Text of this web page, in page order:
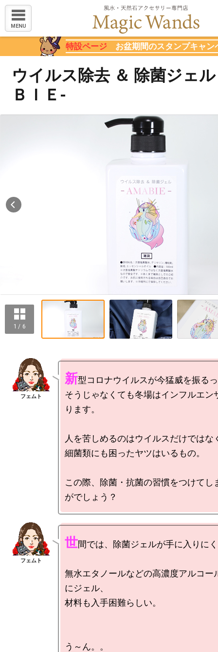
MENU
特設ページ お盆期間のスタンプキャン
ウイルス除去 ＆ 除菌ジェ
ＢＩＥ-
1 / 6
新型コロナウイルスが今猛威を振る
そうじゃなくても冬場はインフルエン
ります。
人を苦しめるのはウイルスだけではな
細菌類にも困ったヤツはいるもの。
この際、除菌・抗菌の習慣をつけてし
世間では、除菌ジェルが手に入りに
無水エタノールなどの高濃度アルコー
にジェル、
材料も入手困難らしい。
う～ん。。